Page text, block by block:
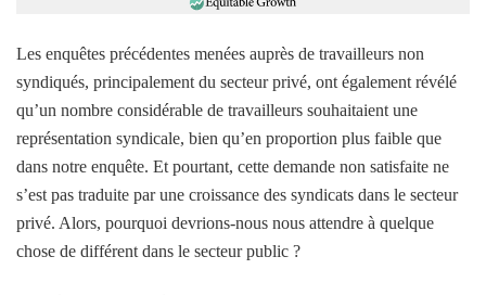
Les enquêtes précédentes menées auprès de travailleurs non
syndiqués, principalement du secteur privé, ont également révélé
qu’un nombre considérable de travailleurs souhaitaient une
représentation syndicale, bien qu’en proportion plus faible que
dans notre enquête. Et pourtant, cette demande non satisfaite ne
s’est pas traduite par une croissance des syndicats dans le secteur
privé. Alors, pourquoi devrions-nous nous attendre à quelque
chose de différent dans le secteur public ?